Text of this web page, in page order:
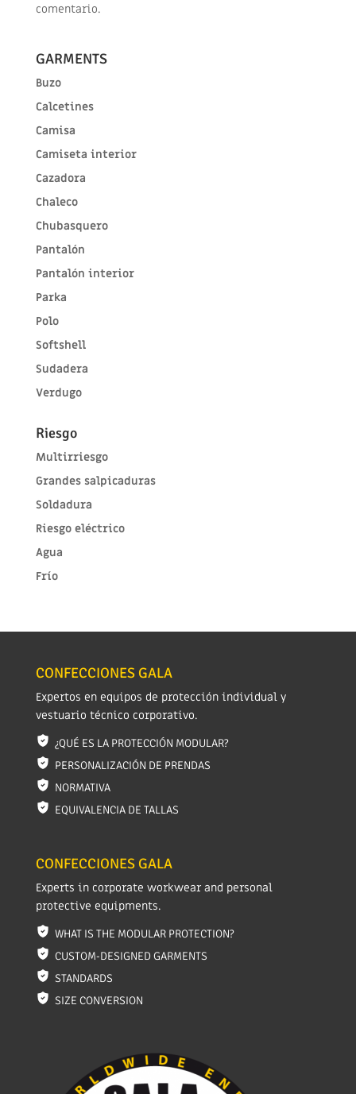
comentario.
GARMENTS
Buzo
Calcetines
Camisa
Camiseta interior
Cazadora
Chaleco
Chubasquero
Pantalón
Pantalón interior
Parka
Polo
Softshell
Sudadera
Verdugo
Riesgo
Multirriesgo
Grandes salpicaduras
Soldadura
Riesgo eléctrico
Agua
Frío
CONFECCIONES GALA
Expertos en equipos de protección individual y
vestuario técnico corporativo.
¿QUÉ ES LA PROTECCIÓN MODULAR?
PERSONALIZACIÓN DE PRENDAS
NORMATIVA
EQUIVALENCIA DE TALLAS
CONFECCIONES GALA
Experts in corporate workwear and personal
protective equipments.
WHAT IS THE MODULAR PROTECTION?
CUSTOM-DESIGNED GARMENTS
STANDARDS
SIZE CONVERSION